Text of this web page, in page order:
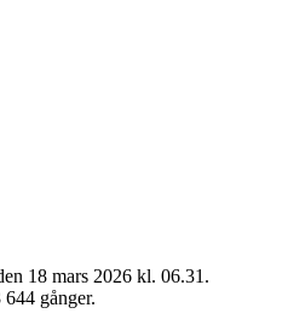
18 mars 2026 kl. 06.31.
gånger.